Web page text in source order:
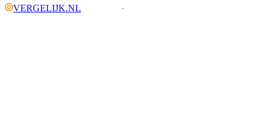
VERGELIJK.NL